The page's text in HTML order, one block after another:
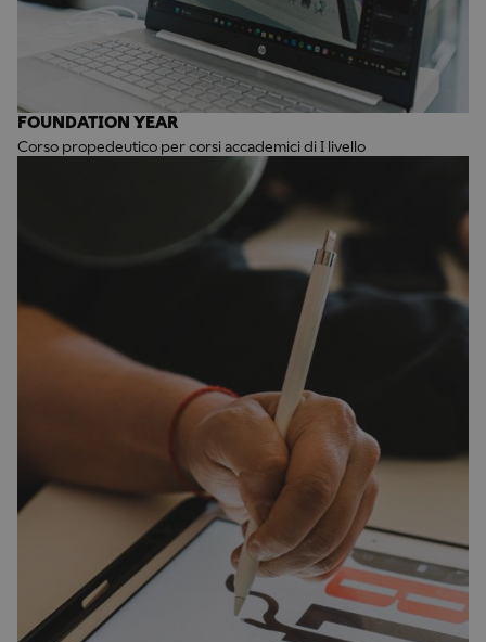
FOUNDATION YEAR
Corso propedeutico per corsi accademici di I livello